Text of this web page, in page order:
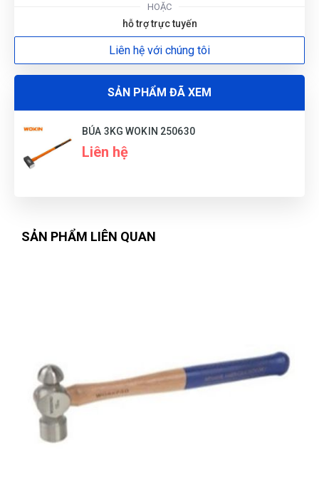
MĐ
Hàng mới. Không chê vào đâu được. Thanks shop!
HOẶC
hỗ trợ trực tuyến
Liên hệ với chúng tôi
SẢN PHẨM ĐÃ XEM
BÚA 3KG WOKIN 250630
Liên hệ
SẢN PHẨM LIÊN QUAN